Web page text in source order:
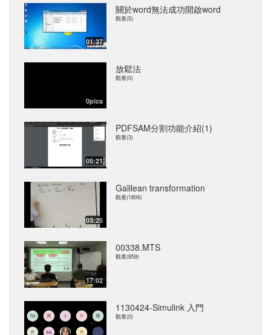
01:37
關於word無法成功開啟word
觀看(5)
0pics
放鬆法
觀看(0)
05:21
PDFSAM分割功能介紹(1)
觀看(3)
03:25
Galilean transformation
觀看(1806)
17:02
00338.MTS
觀看(859)
1130424-Simulink 入門
觀看(0)